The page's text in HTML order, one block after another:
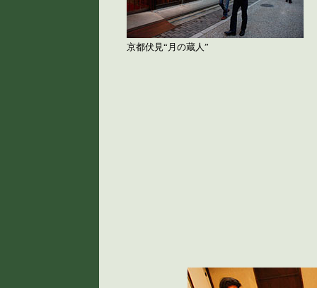
京都伏見“月の蔵人”